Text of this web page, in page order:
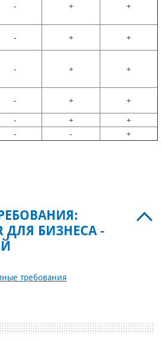
- + +
- + +
- + +
- + +
- +
+
- - +
ДЛЯ БИЗНЕСА -
требования